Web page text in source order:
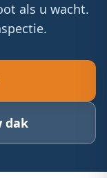
als u wacht.
dak